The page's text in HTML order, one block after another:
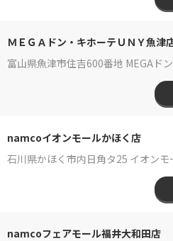
ＭＥＧＡドン・キホーテＵＮＹ魚津
富山県魚津市住吉600番地 MEGAド
namcoイオンモールかほく店
石川県かほく市内日角タ25 イオンモ
namcoフェアモール福井大和田店